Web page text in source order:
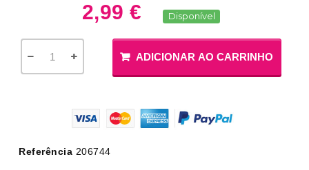
2,99 € Disponível
ADICIONAR AO CARRINHO
Referência 206744